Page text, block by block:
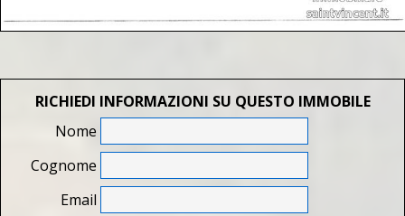
RICHIEDI INFORMAZIONI SU QUESTO IMMOBILE
Nome
Cognome
Email